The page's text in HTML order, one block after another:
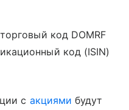
код DOMRF
код (ISIN)
с акциями будут